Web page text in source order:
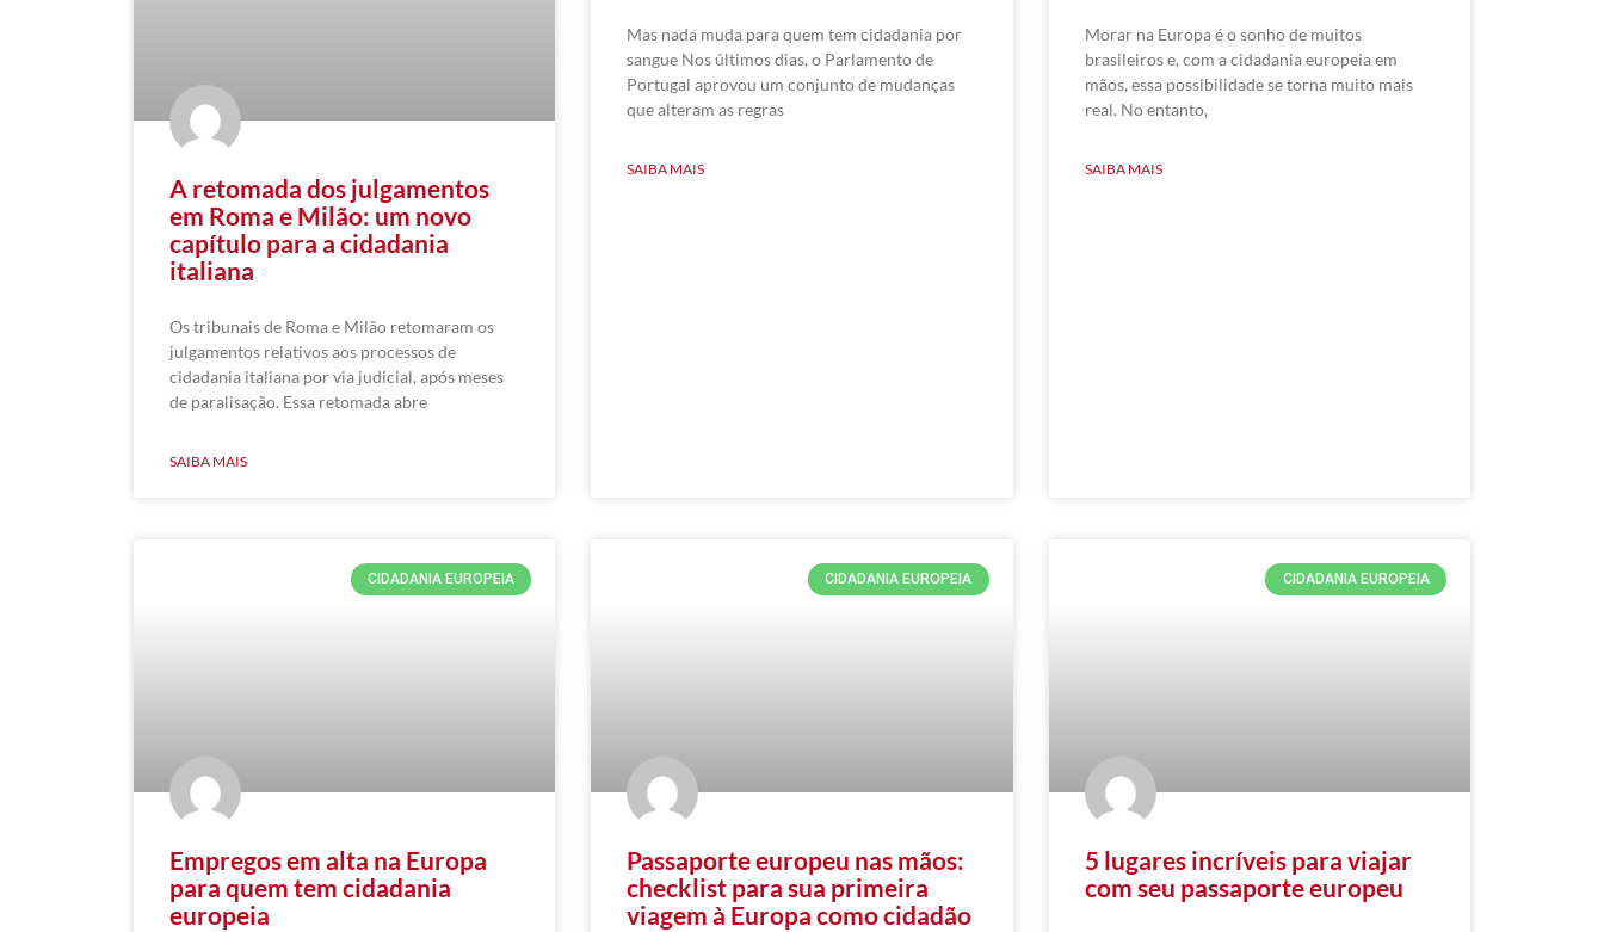
A retomada dos julgamentos
em Roma e Milão: um novo
capítulo para a cidadania
italiana
Os tribunais de Roma e Milão retomaram os
julgamentos relativos aos processos de
cidadania italiana por via judicial, após meses
de paralisação. Essa retomada abre
SAIBA MAIS
Mas nada muda para quem tem cidadania por
sangue Nos últimos dias, o Parlamento de
Portugal aprovou um conjunto de mudanças
que alteram as regras
SAIBA MAIS
Morar na Europa é o sonho de muitos
brasileiros e, com a cidadania europeia em
mãos, essa possibilidade se torna muito mais
real. No entanto,
SAIBA MAIS
CIDADANIA EUROPEIA
Empregos em alta na Europa
para quem tem cidadania
europeia
CIDADANIA EUROPEIA
Passaporte europeu nas mãos:
checklist para sua primeira
viagem à Europa como cidadão
CIDADANIA EUROPEIA
5 lugares incríveis para viajar
com seu passaporte europeu